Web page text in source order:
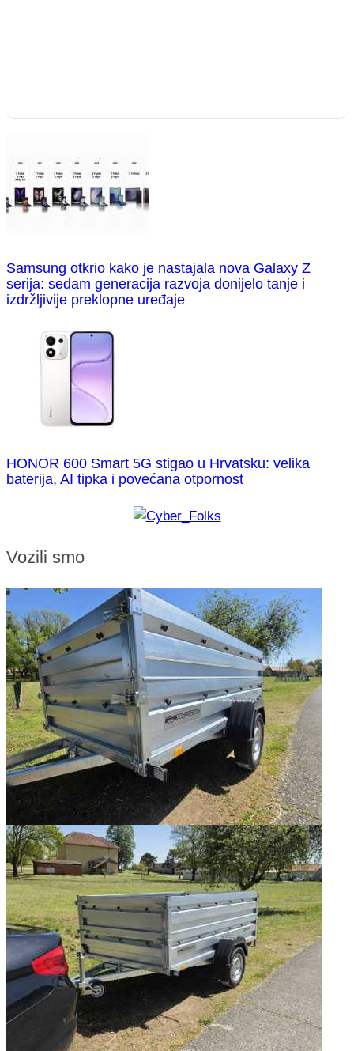
Samsung otkrio kako je nastajala nova Galaxy Z
serija: sedam generacija razvoja donijelo tanje i
izdržljivije preklopne uređaje
HONOR 600 Smart 5G stigao u Hrvatsku: velika
baterija, AI tipka i povećana otpornost
Vozili smo